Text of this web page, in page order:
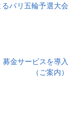
パリ五輪予選大会
金サービスを導入
（ご案内）